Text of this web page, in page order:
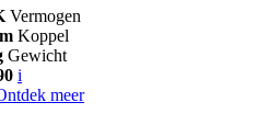
Vermogen
Koppel
Gewicht
i
meer